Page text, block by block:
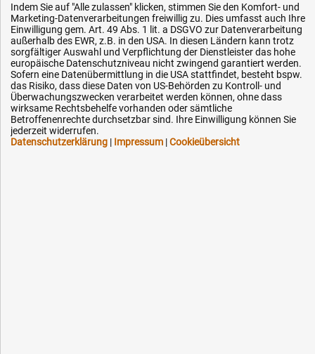
Datenschutz
Impressum
Karriere
OEM-Ersatzteile
Technik-Hilfe
Downloads
Kontakt
Indem Sie auf "Alle zulassen" klicken, stimmen Sie den Komfort- und
Marketing-Datenverarbeitungen freiwillig zu. Dies umfasst auch Ihre
Einwilligung gem. Art. 49 Abs. 1 lit. a DSGVO zur Datenverarbeitung
außerhalb des EWR, z.B. in den USA. In diesen Ländern kann trotz
sorgfältiger Auswahl und Verpflichtung der Dienstleister das hohe
europäische Datenschutzniveau nicht zwingend garantiert werden.
Sofern eine Datenübermittlung in die USA stattfindet, besteht bspw.
das Risiko, dass diese Daten von US-Behörden zu Kontroll- und
Überwachungszwecken verarbeitet werden können, ohne dass
wirksame Rechtsbehelfe vorhanden oder sämtliche
Betroffenenrechte durchsetzbar sind. Ihre Einwilligung können Sie
jederzeit widerrufen.
Datenschutzerklärung | Impressum |Cookieübersicht